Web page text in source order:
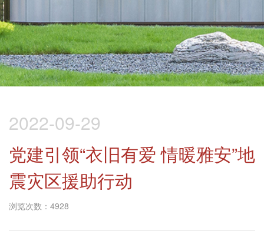
2022-09-29
党建引领“衣旧有爱 情暖雅安”地
震灾区援助行动
浏览次数：4928